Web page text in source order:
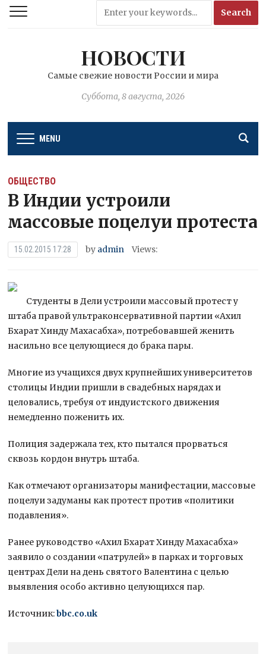
НОВОСТИ
Самые свежие новости России и мира
Суббота, 8 августа, 2026
MENU
ОБЩЕСТВО
В Индии устроили
массовые поцелуи протеста
15.02.2015 17:28 by admin Views:
Студенты в Дели устроили массовый протест у
штаба правой ультраконсервативной партии «Ахил
Бхарат Хинду Махасабха», потребовавшей женить
насильно все целующиеся до брака пары.
Многие из учащихся двух крупнейших университетов
столицы Индии пришли в свадебных нарядах и
целовались, требуя от индуистского движения
немедленно поженить их.
Полиция задержала тех, кто пытался прорваться
сквозь кордон внутрь штаба.
Как отмечают организаторы манифестации, массовые
поцелуи задуманы как протест против «политики
подавления».
Ранее руководство «Ахил Бхарат Хинду Махасабха»
заявило о создании «патрулей» в парках и торговых
центрах Дели на день святого Валентина с целью
выявления особо активно целующихся пар.
Источник:bbc.co.uk